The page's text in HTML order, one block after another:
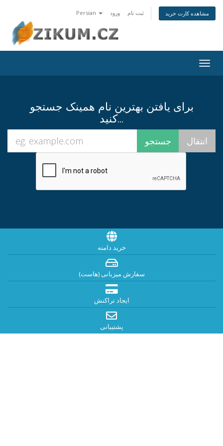
Persian ورود ثبت نام مشاهده کارت خرید
برای یافتن بهترین نام همینک جستجو
کنید...
خرید دامنه
سفارش میزبانی (هاست)
ایجاد تراکنش
پشتیبانی